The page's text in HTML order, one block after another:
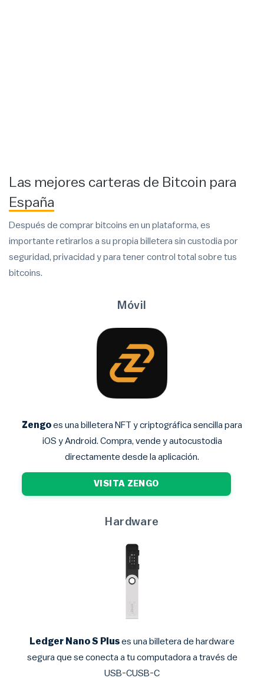
Las mejores carteras de Bitcoin para
España
Después de comprar bitcoins en un plataforma, es
importante retirarlos a su propia billetera sin custodia por
seguridad, privacidad y para tener control total sobre tus
bitcoins.
Móvil
Zengoes una billetera NFT y criptográfica sencilla para
iOS y Android. Compra, vende y autocustodia
directamente desde la aplicación.
VISITA ZENGO
Hardware
Ledger Nano S Pluses una billetera de hardware
segura que se conecta a tu computadora a través de
USB-CUSB-C